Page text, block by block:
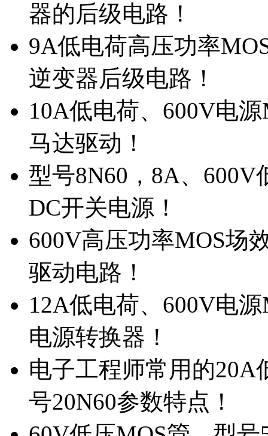
器的后级电路！
9A低电荷高压功率
逆变器后级电路！
10A低电荷、600V电
马达驱动！
型号8N60，8A、
DC开关电源！
600V高压功率MOS场
驱动电路！
12A低电荷、600V电
电源转换器！
电子工程师常用的20A
号20N60参数特点！